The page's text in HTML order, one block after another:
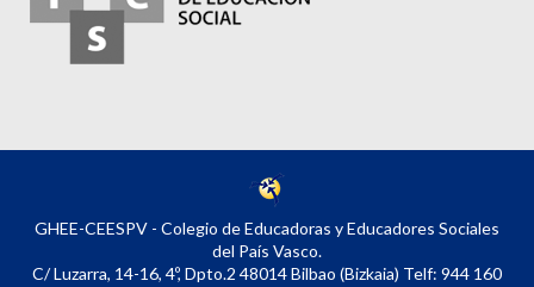
GHEE-CEESPV - Colegio de Educadoras y Educadores Sociales
del País Vasco.
C/ Luzarra, 14-16, 4º, Dpto.2 48014 Bilbao (Bizkaia) Telf: 944 160